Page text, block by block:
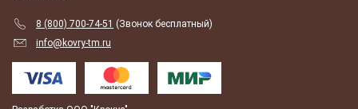
8 (800) 700-74-51 (Звонок бесплатный)
info@kovry-tm.ru